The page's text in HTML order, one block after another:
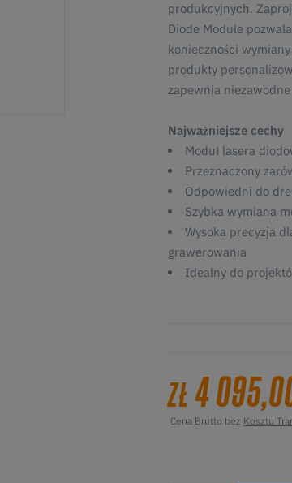
produkcyjnych.
Diode Module
konieczności
produkty
zapewnia
Najważniejsze cechy
Moduł lasera
Przeznaczony
Odpowiedni do
Szybka wymiana
Wysoka precyzja
grawerowania
Idealny do
ZŁ 4
Cena Brutto bez Kosztu